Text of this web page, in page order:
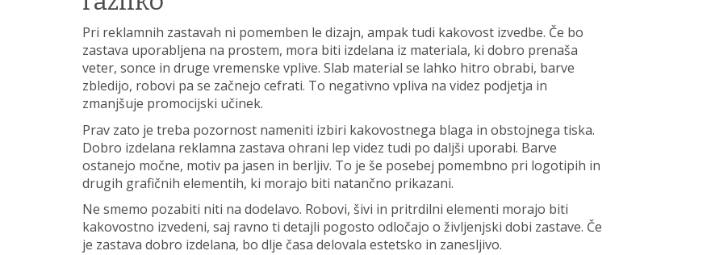
Pri reklamnih zastavah ni pomemben le dizajn, ampak tudi kakovost izvedbe. Če bo
zastava uporabljena na prostem, mora biti izdelana iz materiala, ki dobro prenaša
veter, sonce in druge vremenske vplive. Slab material se lahko hitro obrabi, barve
zbledijo, robovi pa se začnejo cefrati. To negativno vpliva na videz podjetja in
zmanjšuje promocijski učinek.
Prav zato je treba pozornost nameniti izbiri kakovostnega blaga in obstojnega tiska.
Dobro izdelana reklamna zastava ohrani lep videz tudi po daljši uporabi. Barve
ostanejo močne, motiv pa jasen in berljiv. To je še posebej pomembno pri logotipih in
drugih grafičnih elementih, ki morajo biti natančno prikazani.
Ne smemo pozabiti niti na dodelavo. Robovi, šivi in pritrdilni elementi morajo biti
kakovostno izvedeni, saj ravno ti detajli pogosto odločajo o življenjski dobi zastave. Če
je zastava dobro izdelana, bo dlje časa delovala estetsko in zanesljivo.